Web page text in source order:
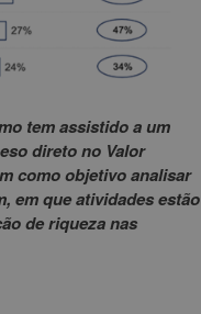
tem assistido a um
direto no Valor
como objetivo analisar
em que atividades estão
de riqueza nas